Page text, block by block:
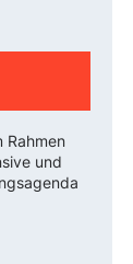
Rahmen
und